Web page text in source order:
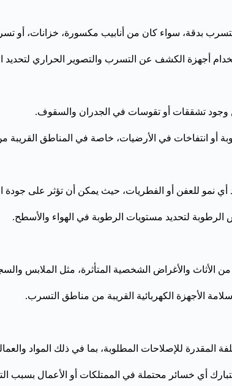
بدقة، سواء كان من أنابيب مكسورة، خزانات، أو
أجهزة الكشف عن التسرب والتصوير الحراري لتحديد
تشققات أو تقوسات في الجدران والسقوف.
أو انتفاخات في الأرضيات، خاصة في المناطق القريبة
نمو للعفن أو الفطريات، حيث يمكن أن تؤثر على
لتحديد مستويات الرطوبة في الهواء والأسطح.
الأثاث والأغراض الشخصية المتأثرة، مثل الملابس
الأجهزة الكهربائية القريبة من مناطق التسرب.
المقدرة للإصلاحات المطلوبة، بما في ذلك المواد
أي خسائر محتملة في الممتلكات أو الأعمال بسبب